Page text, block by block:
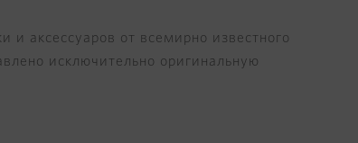
и аксессуаров от всемирно известного
исключительно оригинальную